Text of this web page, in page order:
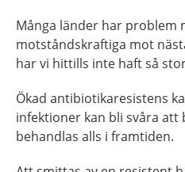
Många länder har problem
motståndskraftiga mot
har vi hittills inte haft så
Ökad antibiotikaresistens
infektioner kan bli svåra att
behandlas alls i framtiden.